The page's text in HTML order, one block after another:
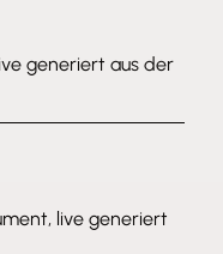
generiert aus der
live generiert